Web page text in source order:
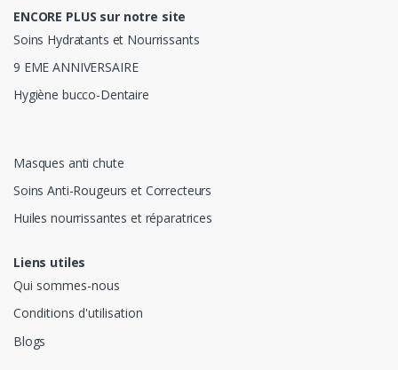
ENCORE PLUS sur notre site
Soins Hydratants et Nourrissants
9 EME ANNIVERSAIRE
Hygiène bucco-Dentaire
Masques anti chute
Soins Anti-Rougeurs et Correcteurs
Huiles nourrissantes et réparatrices
Liens utiles
Qui sommes-nous
Conditions d'utilisation
Blogs